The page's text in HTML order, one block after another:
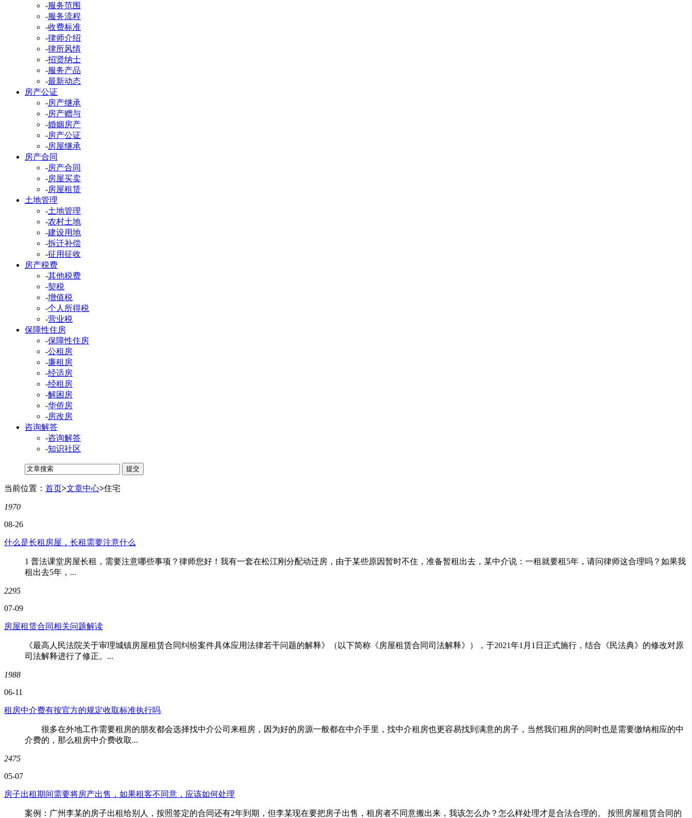
-服务范围
-服务流程
-收费标准
-律师介绍
-律所风情
-招贤纳士
-服务产品
-最新动态
房产公证
-房产继承
-房产赠与
-婚姻房产
-房产公证
-房屋继承
房产合同
-房产合同
-房屋买卖
-房屋租赁
土地管理
-土地管理
-农村土地
-建设用地
-拆迁补偿
-征用征收
房产税费
-其他税费
-契税
-增值税
-个人所得税
-营业税
保障性住房
-保障性住房
-公租房
-廉租房
-经适房
-经租房
-解困房
-华侨房
-房改房
咨询解答
-咨询解答
-知识社区
当前位置： 首页>文章中心>住宅
1970
08-26
什么是长租房屋，长租需要注意什么
1 普法课堂房屋长租，需要注意哪些事项？律师您好！我有一套在松江刚分配动迁房，由于某些原因暂时不住，准备暂租出去，某中介说：一租就要租5年，请问律师这合理吗？如果我
租出去5年，...
2295
07-09
房屋租赁合同相关问题解读
《最高人民法院关于审理城镇房屋租赁合同纠纷案件具体应用法律若干问题的解释》（以下简称《房屋租赁合同司法解释》），于2021年1月1日正式施行，结合《民法典》的修改对原
司法解释进行了修正。...
1988
06-11
租房中介费有按官方的规定收取标准执行吗
很多在外地工作需要租房的朋友都会选择找中介公司来租房，因为好的房源一般都在中介手里，找中介租房也更容易找到满意的房子，当然我们租房的同时也是需要缴纳相应的中
介费的，那么租房中介费收取...
2475
05-07
房子出租期间需要将房产出售，如果租客不同意，应该如何处理
案例：广州李某的房子出租给别人，按照签定的合同还有2年到期，但李某现在要把房子出售，租房者不同意搬出来，我该怎么办？怎么样处理才是合法合理的。 按照房屋租赁合同的